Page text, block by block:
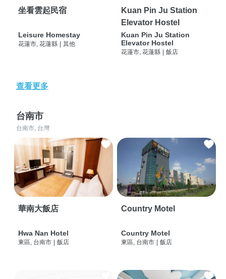
坐看雲起民宿
Leisure Homestay
花蓮市, 花蓮縣 其他
Kuan Pin Ju Station
Elevator Hostel
Kuan Pin Ju Station
Elevator Hostel
花蓮市, 花蓮縣 飯店
查看更多
台南市
台南市, 台灣
華南大飯店
Hwa Nan Hotel
東區, 台南市 | 飯店
Country Motel
Country Motel
東區, 台南市 | 飯店